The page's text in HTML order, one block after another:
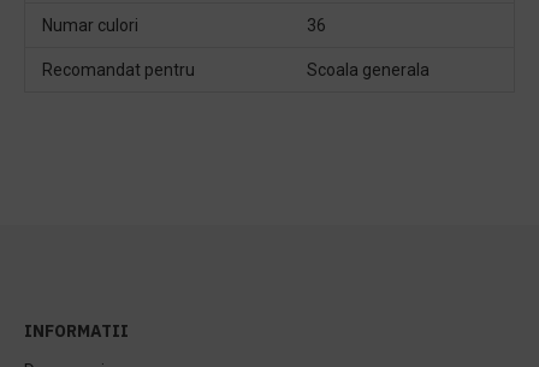
Numar culori 36
Recomandat pentru Scoala generala
INFORMATII